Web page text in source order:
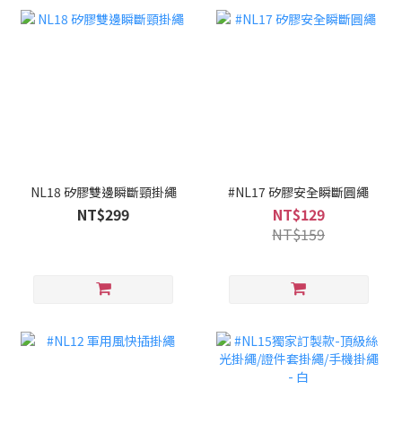
NL18 矽膠雙邊瞬斷頸掛繩
NT$299
#NL17 矽膠安全瞬斷圓繩
NT$129
NT$159